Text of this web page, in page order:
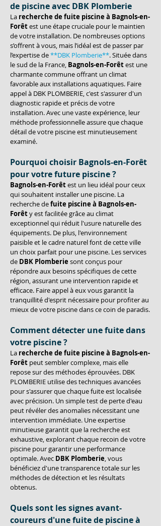
de piscine avec DBK Plomberie
La recherche de fuite piscine à Bagnols-en-
Forêt est une étape cruciale pour le maintien
de votre installation. De nombreuses options
s’offrent à vous, mais l’idéal est de passer par
l’expertise de **DBK Plomberie**. Située dans
le sud de la France, Bagnols-en-Forêt est une
charmante commune offrant un climat
favorable aux installations aquatiques. Faire
appel à DBK PLOMBERIE, c'est s'assurer d'un
diagnostic rapide et précis de votre
installation. Avec une vaste expérience, leur
méthode professionnelle assure que chaque
détail de votre piscine est minutieusement
examiné.
Pourquoi choisir Bagnols-en-Forêt
pour votre future piscine ?
Bagnols-en-Forêt est un lieu idéal pour ceux
qui souhaitent installer une piscine. La
recherche de fuite piscine à Bagnols-en-
Forêt y est facilitée grâce au climat
exceptionnel qui réduit l'usure naturelle des
équipements. De plus, l'environnement
paisible et le cadre naturel font de cette ville
un choix parfait pour une piscine. Les services
de DBK Plomberie sont conçus pour
répondre aux besoins spécifiques de cette
région, assurant une intervention rapide et
efficace. Faire appel à eux vous garantit la
tranquillité d'esprit nécessaire pour profiter au
mieux de votre piscine dans ce coin de paradis.
Comment détecter une fuite dans
votre piscine ?
La recherche de fuite piscine à Bagnols-en-
Forêt peut sembler complexe, mais elle
repose sur des méthodes éprouvées. DBK
PLOMBERIE utilise des techniques avancées
pour s'assurer que chaque fuite est localisée
avec précision. Un simple test de perte d'eau
peut révéler des anomalies nécessitant une
intervention immédiate. Une expertise
minutieuse garantit que la recherche est
exhaustive, explorant chaque recoin de votre
piscine pour garantir une performance
optimale. Avec DBK Plomberie, vous
bénéficiez d'une transparence totale sur les
méthodes de détection et les résultats
obtenus.
Quels sont les signes avant-
coureurs d'une fuite de piscine à